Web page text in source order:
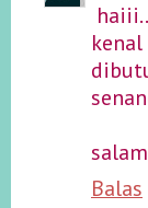
Balas